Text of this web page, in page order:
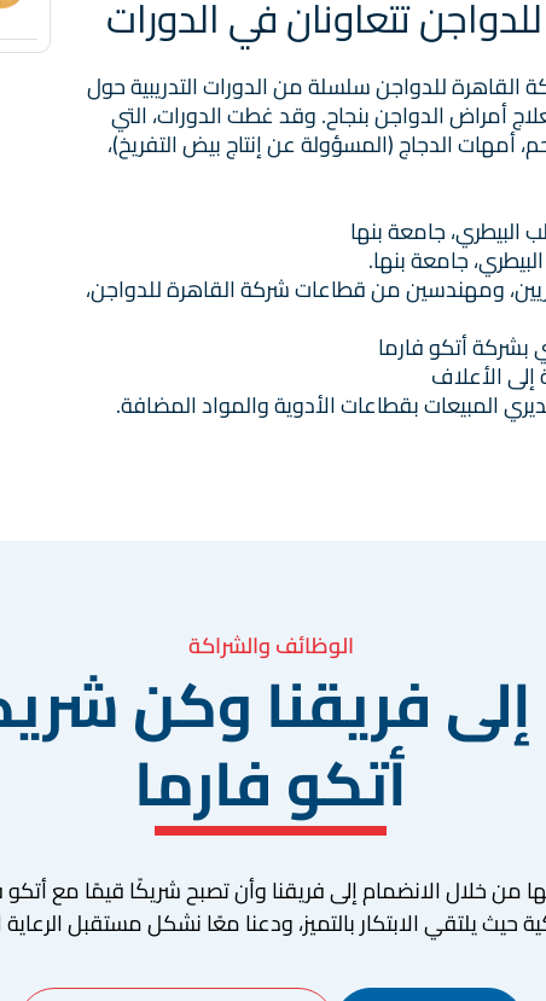
تتعاونان في الدورات
القاهرة للدواجن سلسلة من الدورات التدريبية حول
أمراض الدواجن بنجاح. وقد غطت الدورات، التي
الدجاج (المسؤولة عن إنتاج بيض التفريخ)‏،
البيطري، جامعة بنها
جامعة بنها.
ومهندسين من قطاعات شركة القاهرة للدواجن،
بشركة أتكو فارما
الأعلاف
المبيعات بقطاعات الأدوية والمواد المضافة.
الوظائف والشراكة
فريقنا وكن
أتكو فارما
من خلال الانضمام إلى فريقنا وأن تصبح شريكًا قيمًا مع أتكو
حيث يلتقي الابتكار بالتميز، ودعنا معًا نشكل مستقبل